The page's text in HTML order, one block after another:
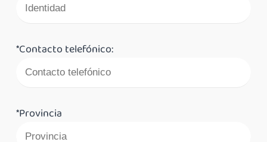
*Contacto telefónico:
*Provincia